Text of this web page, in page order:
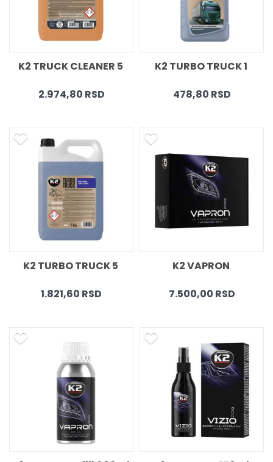
K2 TRUCK CLEANER 5
2.974,80 RSD
K2 TURBO TRUCK 1
478,80 RSD
K2 TURBO TRUCK 5
1.821,60 RSD
K2 VAPRON
7.500,00 RSD